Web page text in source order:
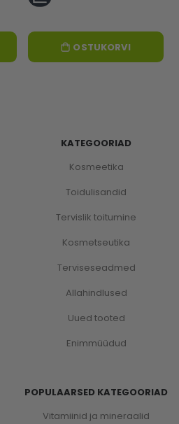
OSTUKORVI
KATEGOORIAD
Kosmeetika
Toidulisandid
Tervislik toitumine
Kosmetseutika
Terviseseadmed
Allahindlused
Uued tooted
Enimmüüdud
POPULAARSED KATEGOORIAD
Vitamiinid ja mineraalid